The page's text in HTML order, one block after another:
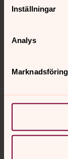
Inställningar
Analys
Kontakt
Kalender